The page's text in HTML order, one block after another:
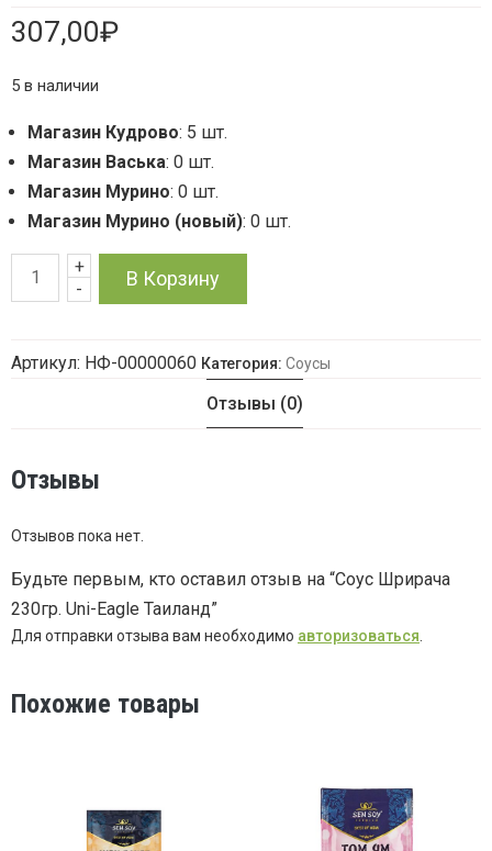
307,00₽
5 в наличии
Магазин Кудрово: 5 шт.
Магазин Васька: 0 шт.
Магазин Мурино: 0 шт.
Магазин Мурино (новый): 0 шт.
-
Количество
Соус
230гр.
Таиланд
+
В Корзину
Артикул: НФ-00000060 Категория: Соусы
Отзывы (0)
Отзывы
Отзывов пока нет.
Будьте первым, кто оставил отзыв на “Соус Шрирача
230гр. Uni-Eagle Таиланд”
Для отправки отзыва вам необходимо авторизоваться
Похожие товары